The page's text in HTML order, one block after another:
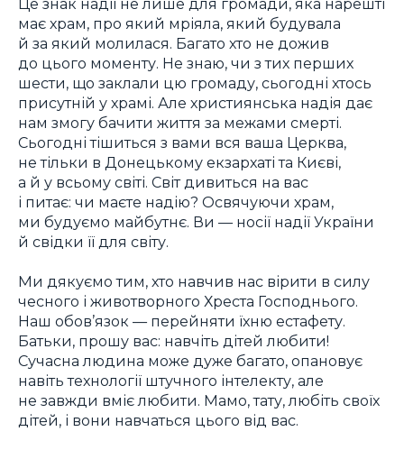
має храм, про який мріяла, який будувала
й за який молилася. Багато хто не дожив
до цього моменту. Не знаю, чи з тих перших
шести, що заклали цю громаду, сьогодні хтось
присутній у храмі. Але християнська надія дає
нам змогу бачити життя за межами смерті.
Сьогодні тішиться з вами вся ваша Церква,
не тільки в Донецькому екзархаті та Києві,
а й у всьому світі. Світ дивиться на вас
і питає: чи маєте надію? Освячуючи храм,
ми будуємо майбутнє. Ви — носії надії України
й свідки її для світу.
Ми дякуємо тим, хто навчив нас вірити в силу
чесного і животворного Хреста Господнього.
Наш обов’язок — перейняти їхню естафету.
Батьки, прошу вас: навчіть дітей любити!
Сучасна людина може дуже багато, опановує
навіть технології штучного інтелекту, але
не завжди вміє любити. Мамо, тату, любіть своїх
дітей, і вони навчаться цього від вас.